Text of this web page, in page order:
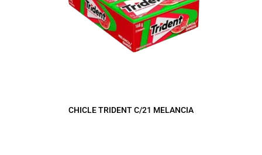
CHICLE TRIDENT C/21 MELANCIA